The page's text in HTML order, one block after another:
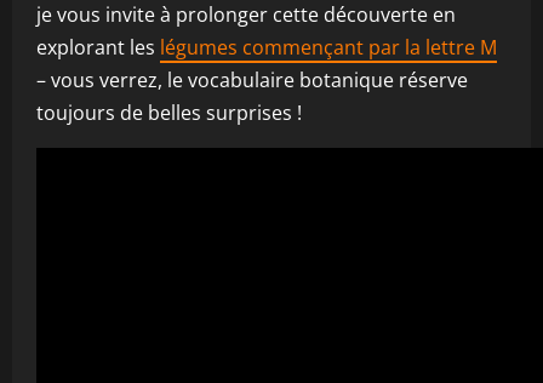
je vous invite à prolonger cette découverte en
explorant les légumes commençant par la lettre M
– vous verrez, le vocabulaire botanique réserve
toujours de belles surprises !